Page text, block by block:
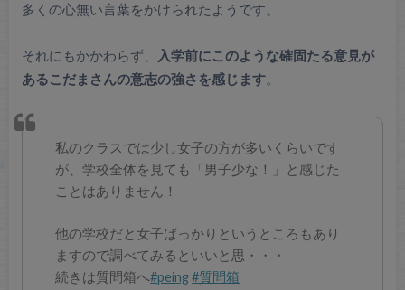
多くの心無い言葉をかけられたようです。
それにもかかわらず、
入学前にこのような確固たる意見が
あるこだまさんの意志の強さを感じます。
私のクラスでは少し女子の方が多いくらいです
が、学校全体を見ても「男子少な！」と感じた
ことはありません！
他の学校だと女子ばっかりというところもあり
ますので調べてみるといいと思・・・
続きは質問箱へ#peing #質問箱